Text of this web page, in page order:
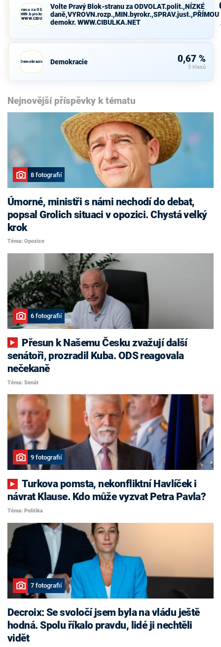
Blok-stranu za ODVOLAT.polit.,NÍZKÉ
demokr. WWW.CIBULKA.NET
Volte Pravý Blok-stranu za ODVOLAT.polit.,NÍZKÉ
daně,VYROVN.rozp.,MIN.byrokr.,SPRAV.just.,PŘÍMOU
demokr. WWW.CIBULKA.NET
Demokracie Demokracie 0,67 %
3 hlasů
Nejnovější příspěvky k tématu
8 fotografií
Úmorné, ministři s námi nechodí do debat,
popsal Grolich situaci v opozici. Chystá velký
krok
Téma: Opozice
6 fotografií
senátoři, prozradil Kuba. ODS reagovala
nečekaně
Téma: Senát
9 fotografií
Turkova pomsta, nekonfliktní Havlíček i
návrat Klause. Kdo může vyzvat Petra Pavla?
Téma: Politika
7 fotografií
Decroix: Se svoločí jsem byla na vládu ještě
hodná. Spolu říkalo pravdu, lidé ji nechtěli
vidět